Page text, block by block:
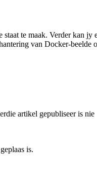
sal ek jou wys hoekom
te maak. Verder kan jy
artikel gepubliseer is nie